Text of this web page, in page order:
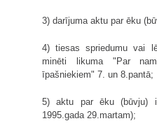
3) darījuma aktu par ēku
4) tiesas spriedumu vai
minēti likuma "Par
īpašniekiem" 7. un 8.pantā;
5) aktu par ēku (būvju)
1995.gada 29.martam);